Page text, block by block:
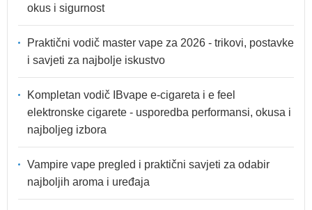
okus i sigurnost
Praktični vodič master vape za 2026 - trikovi, postavke
i savjeti za najbolje iskustvo
Kompletan vodič IBvape e-cigareta i e feel
elektronske cigarete - usporedba performansi, okusa i
najboljeg izbora
Vampire vape pregled i praktični savjeti za odabir
najboljih aroma i uređaja